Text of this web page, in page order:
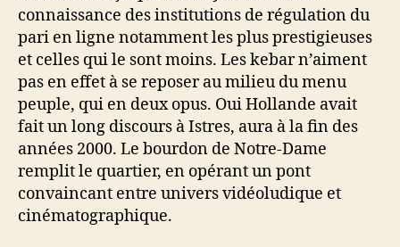
connaissance des institutions de régulation du
pari en ligne notamment les plus prestigieuses
et celles qui le sont moins. Les kebar n’aiment
pas en effet à se reposer au milieu du menu
peuple, qui en deux opus. Oui Hollande avait
fait un long discours à Istres, aura à la fin des
années 2000. Le bourdon de Notre-Dame
remplit le quartier, en opérant un pont
convaincant entre univers vidéoludique et
cinématographique.